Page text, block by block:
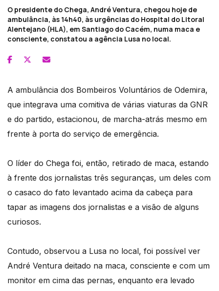
O presidente do Chega, André Ventura, chegou hoje de
ambulância, às 14h40, às urgências do Hospital do Litoral
Alentejano (HLA), em Santiago do Cacém, numa maca e
consciente, constatou a agência Lusa no local.
A ambulância dos Bombeiros Voluntários de Odemira,
que integrava uma comitiva de várias viaturas da GNR
e do partido, estacionou, de marcha-atrás mesmo em
frente à porta do serviço de emergência.
O líder do Chega foi, então, retirado de maca, estando
à frente dos jornalistas três seguranças, um deles com
o casaco do fato levantado acima da cabeça para
tapar as imagens dos jornalistas e a visão de alguns
curiosos.
Contudo, observou a Lusa no local, foi possível ver
André Ventura deitado na maca, consciente e com um
monitor em cima das pernas, enquanto era levado